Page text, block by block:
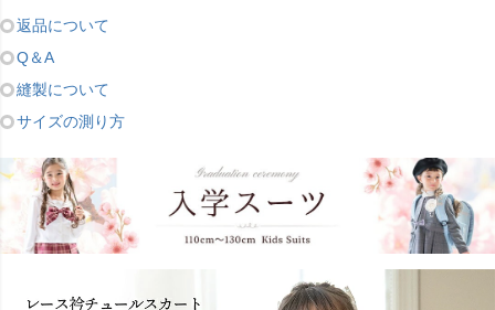
返品について
Q＆A
縫製について
サイズの測り方